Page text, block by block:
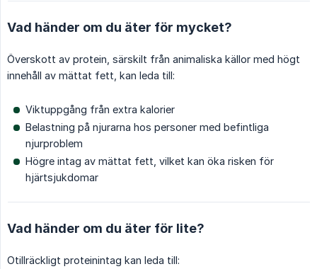
Vad händer om du äter för mycket?
Överskott av protein, särskilt från animaliska källor med högt
innehåll av mättat fett, kan leda till:
Viktuppgång från extra kalorier
Belastning på njurarna hos personer med befintliga
njurproblem
Högre intag av mättat fett, vilket kan öka risken för
hjärtsjukdomar
Vad händer om du äter för lite?
Otillräckligt proteinintag kan leda till: